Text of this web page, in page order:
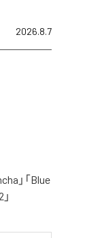
2026.8.7
」「Blue